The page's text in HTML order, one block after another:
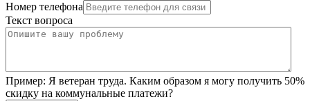
Номер телефона
Текст вопроса
Пример: Я ветеран труда. Каким образом я могу получить 50%
скидку на коммунальные платежи?